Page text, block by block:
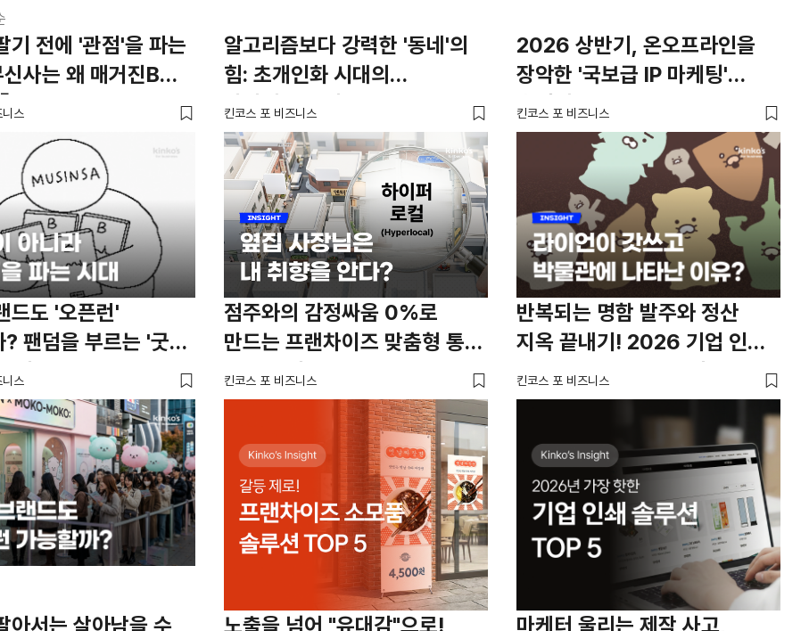
기 전에 '관점'을 파는
사는 왜 매거진B를
니스
알고리즘보다 강력한 '동네'의
힘: 초개인화 시대의
하이퍼로컬 생존 공식
킨코스 포 비즈니스
2026 상반기, 온오프라인을
장악한 '국보급 IP 마케팅'
총정리
킨코스 포 비즈니스
드도 '오픈런'
? 팬덤을 부르는 '굿즈
략
니스
점주와의 감정싸움 0%로
만드는 프랜차이즈 맞춤형 통합
전용몰 비교 TOP 5
킨코스 포 비즈니스
반복되는 명함 발주와 정산
지옥 끝내기! 2026 기업 인쇄
솔루션 TOP 5 전격 비교!
킨코스 포 비즈니스
아서는 살아남을 수
노출을 넘어 "유대감"으로!
마케터 울리는 제작 사고,